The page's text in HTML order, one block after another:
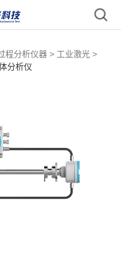
程分析仪器 > 工业激光 >
分析仪